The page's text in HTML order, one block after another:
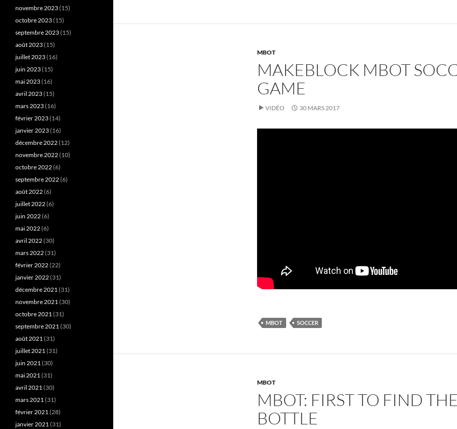
MBOT
MAKEBLOCK MBOT
GAME
VIDÉO 30 MARS 2017
MBOT SOCCER
MBOT
MBOT: FIRST TO FIND
BOTTLE
novembre 2023(15)
octobre 2023(15)
septembre 2023(15)
août 2023(15)
juillet 2023(16)
juin 2023(15)
mai 2023(16)
avril 2023(15)
mars 2023(16)
février 2023(14)
janvier 2023(16)
décembre 2022(12)
novembre 2022(10)
octobre 2022(6)
septembre 2022(6)
août 2022(6)
juillet 2022(6)
juin 2022(6)
mai 2022(6)
avril 2022(30)
mars 2022(31)
février 2022(22)
janvier 2022(31)
décembre 2021(31)
novembre 2021(30)
octobre 2021(31)
septembre 2021(30)
août 2021(31)
juillet 2021(31)
juin 2021(30)
mai 2021(31)
avril 2021(30)
mars 2021(31)
février 2021(28)
janvier 2021(31)